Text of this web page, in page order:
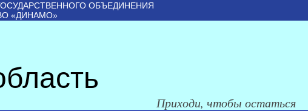
ОБЪЕДИНЕНИЯ
«ДИНАМО»
Приходи, чтобы остаться